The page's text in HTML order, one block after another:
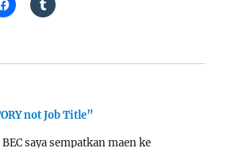
not Job Title”
saya sempatkan maen ke